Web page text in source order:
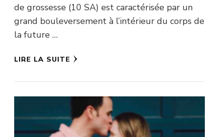
de grossesse (10 SA) est caractérisée par un
grand bouleversement à l’intérieur du corps de
la future …
LIRE LA SUITE